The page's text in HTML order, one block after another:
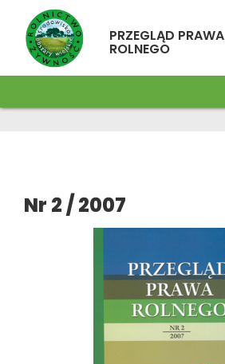
PRZEGLĄD PRAWA
ROLNEGO
Nr 2 / 2007